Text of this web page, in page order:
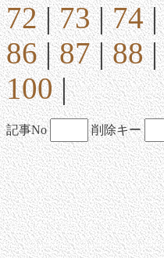
72|73|74
86|87|88
100|
記事No 削除キー